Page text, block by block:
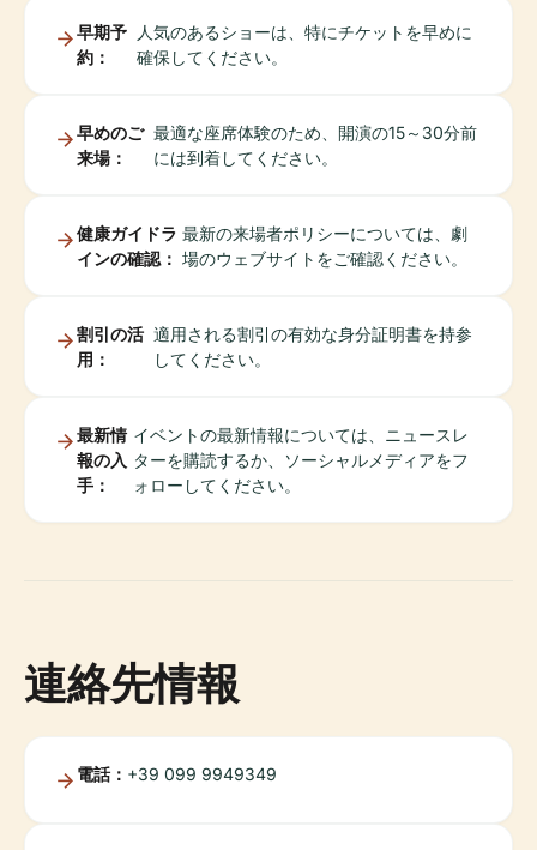
早期予
約：
人気のあるショーは、特にチケットを早めに
確保してください。
早めのご
来場：
最適な座席体験のため、開演の15～30分前
には到着してください。
健康ガイドラ
インの確認：
最新の来場者ポリシーについては、劇
場のウェブサイトをご確認ください。
割引の活
用：
適用される割引の有効な身分証明書を持参
してください。
最新情
報の入
手：
イベントの最新情報については、ニュースレ
ターを購読するか、ソーシャルメディアをフ
ォローしてください。
連絡先情報
電話： +39 099 9949349